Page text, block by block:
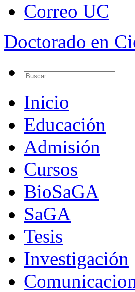
Correo UC
Doctorado en
Inicio
Educación
Admisión
Cursos
BioSaGA
SaGA
Tesis
Investigación